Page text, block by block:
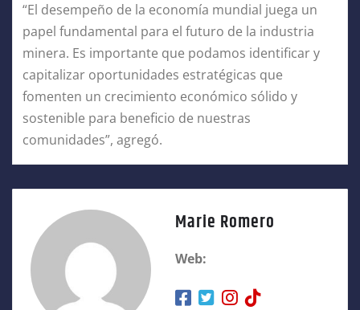
“El desempeño de la economía mundial juega un
papel fundamental para el futuro de la industria
minera. Es importante que podamos identificar y
capitalizar oportunidades estratégicas que
fomenten un crecimiento económico sólido y
sostenible para beneficio de nuestras
comunidades”, agregó.
Marie Romero
Web: